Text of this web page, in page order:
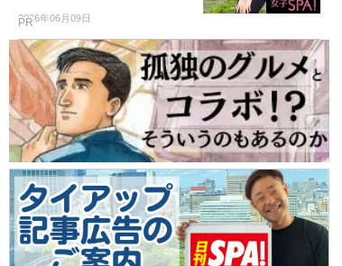
2026年06月09日
PR